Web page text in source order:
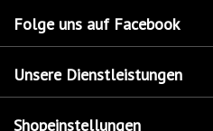
Folge uns auf Facebook
Unsere Dienstleistungen
Shopeinstellungen